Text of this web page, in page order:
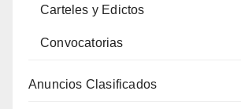
Carteles y Edictos
Convocatorias
Anuncios Clasificados